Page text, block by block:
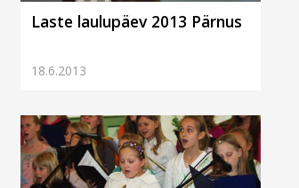
Laste laulupäev 2013 Pärnus
18.6.2013